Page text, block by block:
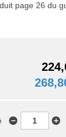
page 26 du